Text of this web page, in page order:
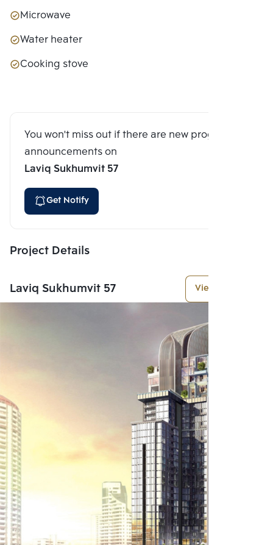
Microwave
Water heater
Cooking stove
You won't miss out if there are new program
announcements on
Laviq Sukhumvit 57
Get Notify
Project Details
Laviq Sukhumvit 57 View More